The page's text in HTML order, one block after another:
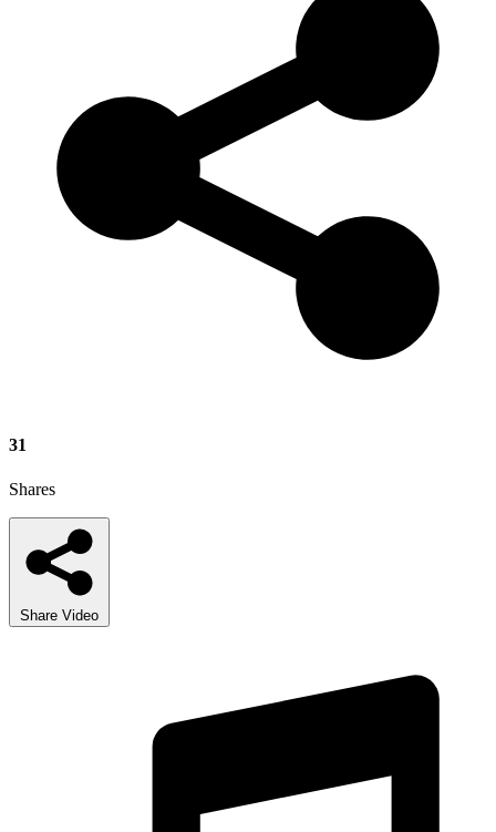
31
Shares
Share Video